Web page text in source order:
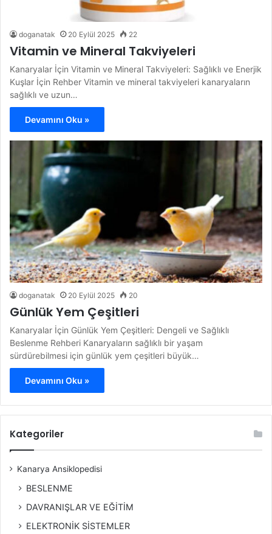
doganatak 20 Eylül 2025 22
Vitamin ve Mineral Takviyeleri
Kanaryalar İçin Vitamin ve Mineral Takviyeleri: Sağlıklı ve Enerjik
Kuşlar İçin Rehber Vitamin ve mineral takviyeleri kanaryaların
sağlıklı ve uzun…
Devamını Oku »
doganatak 20 Eylül 2025 20
Günlük Yem Çeşitleri
Kanaryalar İçin Günlük Yem Çeşitleri: Dengeli ve Sağlıklı
Beslenme Rehberi Kanaryaların sağlıklı bir yaşam
sürdürebilmesi için günlük yem çeşitleri büyük…
Devamını Oku »
Kategoriler
Kanarya Ansiklopedisi
BESLENME
DAVRANIŞLAR VE EĞİTİM
ELEKTRONİK SİSTEMLER